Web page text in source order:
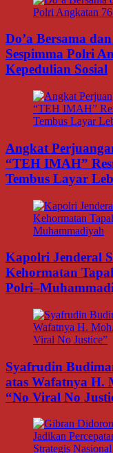
Do’a Bersama
Sespimma Polri
Kepedulian Sosial
Angkat
“TEH IMAH”
Tembus Layar
Kapolri Jenderal
Kehormatan
Syafrudin
atas Wafatnya H.
“No Viral No